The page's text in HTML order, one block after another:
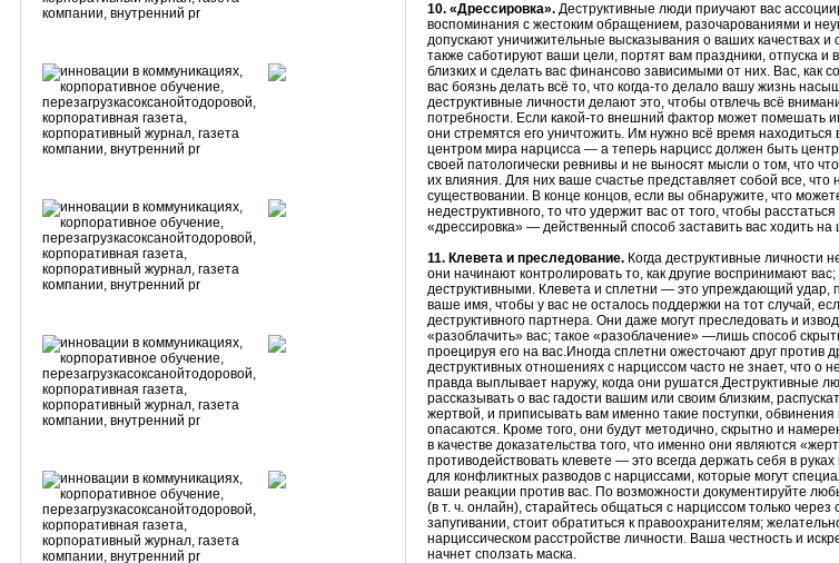
10. «Дрессировка». Деструктивные люди приучают вас
воспоминания с жестоким обращением, разочарованиями и
допускают уничижительные высказывания о ваших качествах и
также саботируют ваши цели, портят вам праздники, отпуска
близких и сделать вас финансово зависимыми от них. Вас, как
вас боязнь делать всё то, что когда-то делало вашу жизнь
деструктивные личности делают это, чтобы отвлечь всё
потребности. Если какой-то внешний фактор может помешать
они стремятся его уничтожить. Им нужно всё время
центром мира нарцисса — а теперь нарцисс должен быть
своей патологически ревнивы и не выносят мысли о том, что
их влияния. Для них ваше счастье представляет собой все,
существовании. В конце концов, если вы обнаружите, что
недеструктивного, то что удержит вас от того, чтобы
«дрессировка» — действенный способ заставить вас ходить на
11. Клевета и преследование. Когда деструктивные личности
они начинают контролировать то, как другие воспринимают
деструктивными. Клевета и сплетни — это упреждающий
ваше имя, чтобы у вас не осталось поддержки на тот случай,
деструктивного партнера. Они даже могут преследовать и
«разоблачить» вас; такое «разоблачение» —лишь способ
проецируя его на вас.Иногда сплетни ожесточают друг
деструктивных отношениях с нарциссом часто не знает, что о
правда выплывает наружу, когда они рушатся.Деструктивные
рассказывать о вас гадости вашим или своим близким,
жертвой, и приписывать вам именно такие поступки,
опасаются. Кроме того, они будут методично, скрытно и
в качестве доказательства того, что именно они являются
противодействовать клевете — это всегда держать себя в
для конфликтных разводов с нарциссами, которые могут
ваши реакции против вас. По возможности документируйте
(в т. ч. онлайн), старайтесь общаться с нарциссом только
запугивании, стоит обратиться к правоохранителям;
нарциссическом расстройстве личности. Ваша честность и
начнет сползать маска.